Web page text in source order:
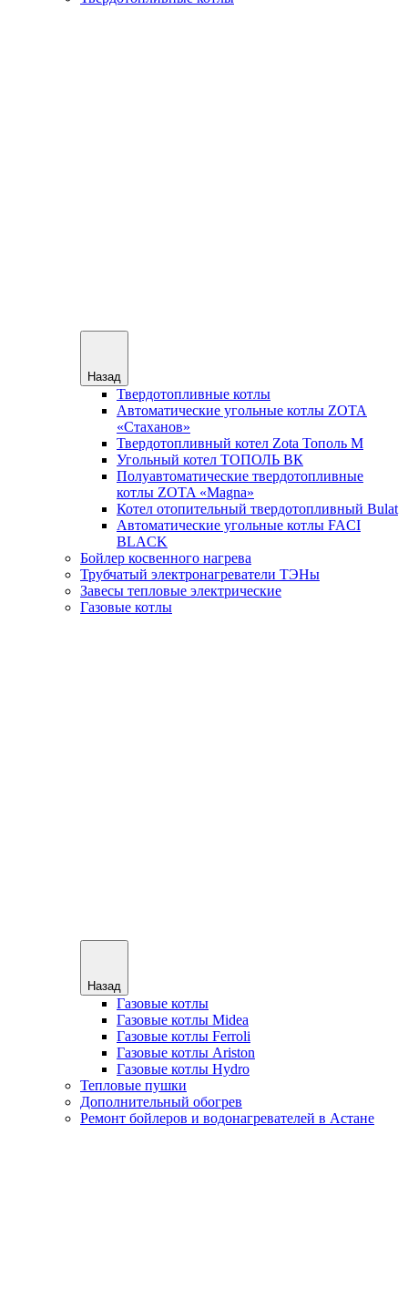
Назад
Твердотопливные котлы
Автоматические угольные котлы ZOTA
«Стаханов»
Твердотопливный котел Zota Тополь М
Угольный котел ТОПОЛЬ ВК
Полуавтоматические твердотопливные
котлы ZOTA «Magna»
Котел отопительный твердотопливный Bulat
Автоматические угольные котлы FACI
BLACK
Бойлер косвенного нагрева
Трубчатый электронагреватели ТЭНы
Завесы тепловые электрические
Газовые котлы
Назад
Газовые котлы
Газовые котлы Midea
Газовые котлы Ferroli
Газовые котлы Ariston
Газовые котлы Hydro
Тепловые пушки
Дополнительный обогрев
Ремонт бойлеров и водонагревателей в Астане